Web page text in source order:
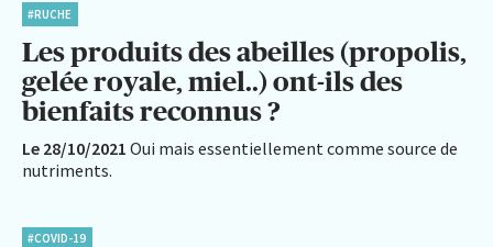
#RUCHE
Les produits des abeilles (propolis,
gelée royale, miel..) ont-ils des
bienfaits reconnus ?
Le 28/10/2021 Oui mais essentiellement comme source de
nutriments.
#COVID-19